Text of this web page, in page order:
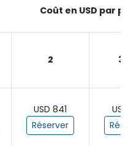
Coût en USD par
2 3
USD 841
Réserver